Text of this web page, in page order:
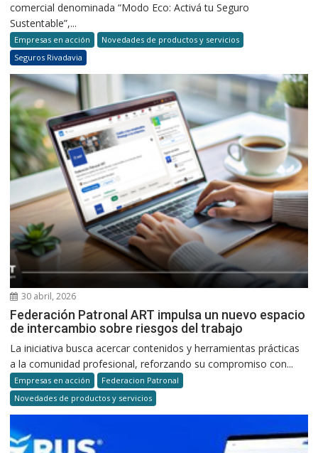
comercial denominada “Modo Eco: Activá tu Seguro
Sustentable”,...
Empresas en acción
Novedades de productos y servicios
Seguros Rivadavia
30 abril, 2026
Federación Patronal ART impulsa un nuevo espacio
de intercambio sobre riesgos del trabajo
La iniciativa busca acercar contenidos y herramientas prácticas
a la comunidad profesional, reforzando su compromiso con...
Empresas en acción
Federacion Patronal
Novedades de productos y servicios